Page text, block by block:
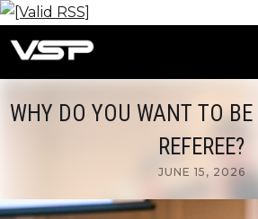
WHY DO YOU WANT TO
REFEREE?
JUNE 15, 2026